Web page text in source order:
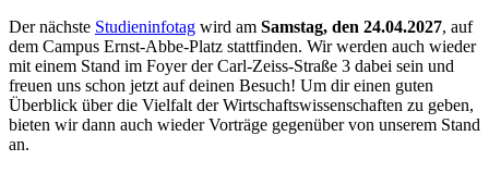
Der nächste Studieninfotag wird am Samstag, den 24.04.2027, auf
dem Campus Ernst-Abbe-Platz stattfinden. Wir werden auch wieder
mit einem Stand im Foyer der Carl-Zeiss-Straße 3 dabei sein und
freuen uns schon jetzt auf deinen Besuch! Um dir einen guten
Überblick über die Vielfalt der Wirtschaftswissenschaften zu geben,
bieten wir dann auch wieder Vorträge gegenüber von unserem Stand
an.